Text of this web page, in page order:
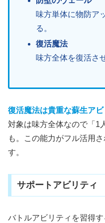
味方単体に物防ア
る。
復活魔法
味方全体を復活さ
復活魔法は貴重な蘇生アビ
対象は味方全体なので「1
も。この能力がフル活用
す。
サポートアビリティ
バトルアビリティを習得